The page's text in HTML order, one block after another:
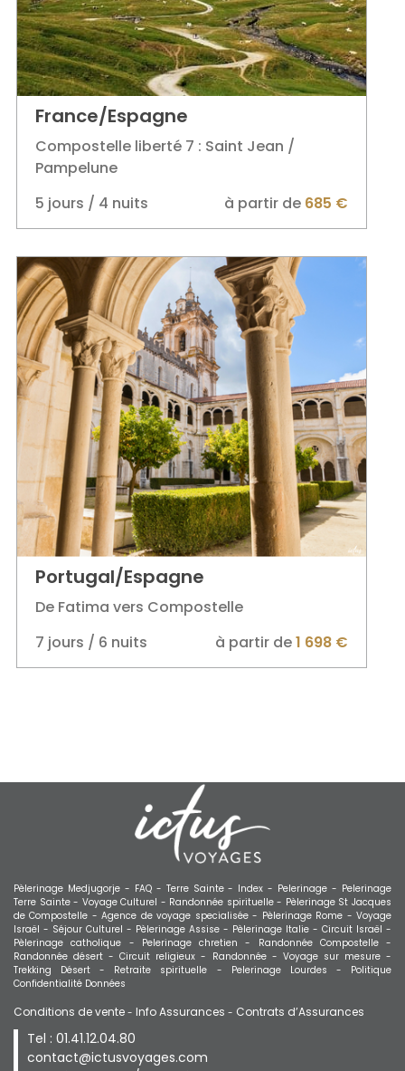
France/Espagne
Compostelle liberté 7 : Saint Jean /
Pampelune
5 jours / 4 nuits
à partir de 685 €
Portugal/Espagne
De Fatima vers Compostelle
7 jours / 6 nuits
à partir de1 698 €
Pèlerinage Medjugorje - FAQ - Terre Sainte - Index - Pelerinage - Pelerinage
Terre Sainte - Voyage Culturel - Randonnée spirituelle - Pèlerinage St Jacques
de Compostelle -Agence de voyage specialisée - Pèlerinage Rome -Voyage
Israël - Séjour Culturel - Pèlerinage Assise - Pèlerinage Italie - Circuit Israël -
Pèlerinage catholique - Pelerinage chretien - Randonnée Compostelle -
Randonnée désert -Circuit religieux - Randonnée - Voyage sur mesure -
Trekking Désert - Retraite spirituelle - Pelerinage Lourdes - Politique
Confidentialité Données
Conditions de vente - Info Assurances - Contrats d’Assurances
Tel : 01.41.12.04.80
contact@ictusvoyages.com